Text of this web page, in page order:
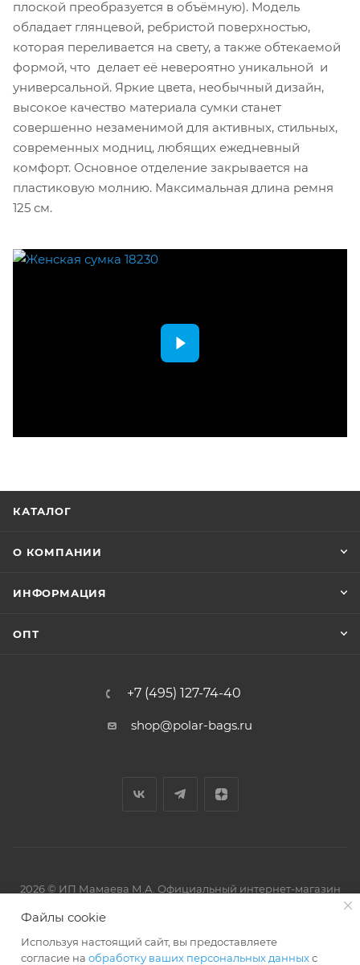
плоской преобразуется в объёмную). Модель
обладает глянцевой, ребристой поверхностью,
которая переливается на свету, а также обтекаемой
формой, что делает её невероятно уникальной и
универсальной. Яркие цвета, необычный дизайн,
высокое качество материала сумки станет
совершенно незаменимой для активных, стильных,
современных модниц, любящих ежедневный
комфорт. Основное отделение закрывается на
пластиковую молнию. Максимальная длина ремня
125 см.
КАТАЛОГ
О КОМПАНИИ
ИНФОРМАЦИЯ
ОПТ
+7 (495) 127-74-40
shop@polar-bags.ru
2026 © ИП Мамаева М.А. Официальный интернет-магазин
Файлы cookie
Используя настоящий сайт, вы предоставляете
согласие на обработку ваших персональных данныхс